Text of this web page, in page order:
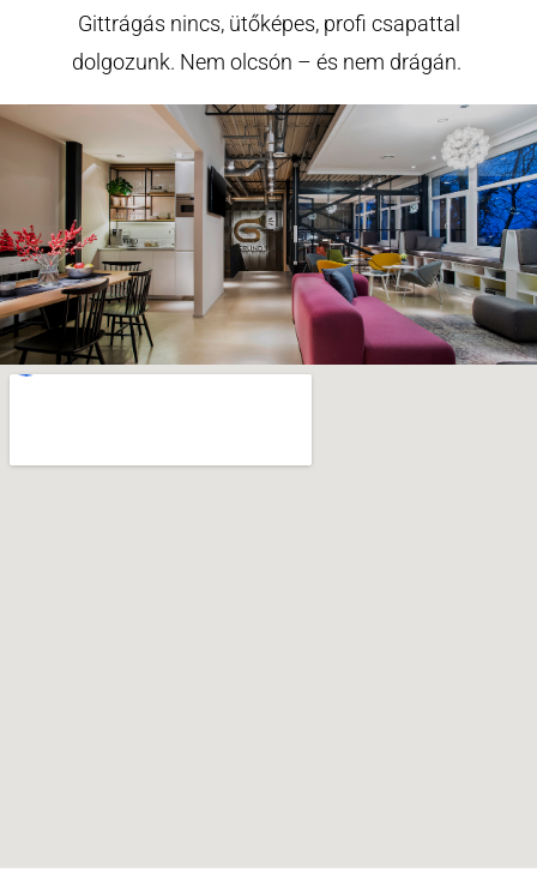
Gittrágás nincs, ütőképes, profi csapattal
dolgozunk. Nem olcsón – és nem drágán.